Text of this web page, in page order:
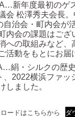
新年度最初のゲ
会 松澤秀夫会長
自治会・町内会が
内会の課題はござ
への取組みなど、
活動をもとにお届
絹・シルクの歴
、2022横浜ファッ
しました。
ードはこちらから ダ